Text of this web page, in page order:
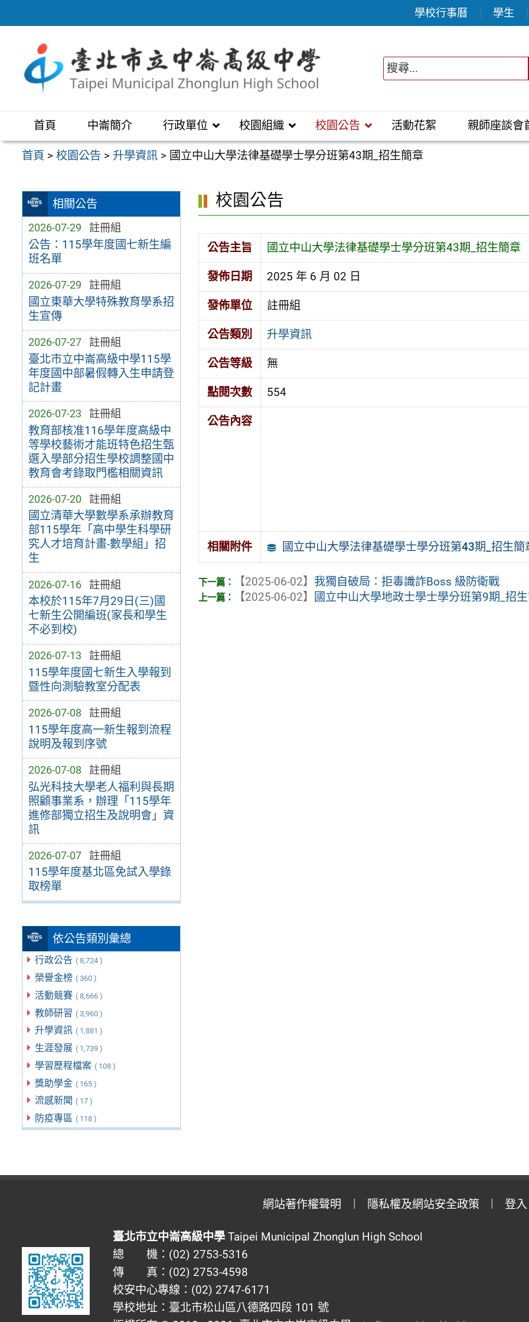
至
區
學校行事曆 學生
首頁 中崙簡介 行政單位 校園組織 校園公告 活動花絮 親師座談會
首頁 >校園公告 > 升學資訊 > 國立中山大學法律基礎學士學分班第43期_招生簡章
相關公告
2026-07-29 註冊組
公告：115學年度國七新生編
班名單
2026-07-29 註冊組
國立東華大學特殊教育學系招
生宣傳
2026-07-27 註冊組
臺北市立中崙高級中學115學
年度國中部暑假轉入生申請登
記計畫
2026-07-23 註冊組
教育部核准116學年度高級中
等學校藝術才能班特色招生甄
選入學部分招生學校調整國中
教育會考錄取門檻相關資訊
2026-07-20 註冊組
國立清華大學數學系承辦教育
部115學年「高中學生科學研
究人才培育計畫-數學組」招
生
2026-07-16 註冊組
本校於115年7月29日(三)國
七新生公開編班(家長和學生
不必到校)
2026-07-13 註冊組
115學年度國七新生入學報到
暨性向測驗教室分配表
2026-07-08 註冊組
115學年度高一新生報到流程
說明及報到序號
2026-07-08 註冊組
弘光科技大學老人福利與長期
照顧事業系，辦理「115學年
進修部獨立招生及說明會」資
訊
2026-07-07 註冊組
115學年度基北區免試入學錄
取榜單
依公告類別彙總
行政公告 ( 8,724 )
榮譽金榜 ( 360 )
活動競賽 ( 8,666 )
教師研習 ( 3,960 )
升學資訊 ( 1,881 )
生涯發展 ( 1,739 )
學習歷程檔案 ( 108 )
獎助學金 ( 165 )
流感新聞 ( 17 )
防疫專區 ( 118 )
校園公告
公告主旨 國立中山大學法律基礎學士學分班第43期_招生簡章
發佈日期 2025 年 6 月 02 日
發佈單位 註冊組
公告類別 升學資訊
公告等級 無
點閱次數 554
公告內容
相關附件 國立中山大學法律基礎學士學分班第43期_招生簡
【2025-06-02】 我獨自破局：拒毒識詐Boss 級防衛戰
【2025-06-02】
國立中山大學地政士學士學分班第9期_招
網站著作權聲明 隱私權及網站安全政策 登入
臺北市立中崙高級中學Taipei Municipal Zhonglun High School
總 機：(02) 2753-5316
傳 真：(02) 2753-4598
校安中心專線：(02) 2747-6171
學校地址：臺北市松山區八德路四段 101 號